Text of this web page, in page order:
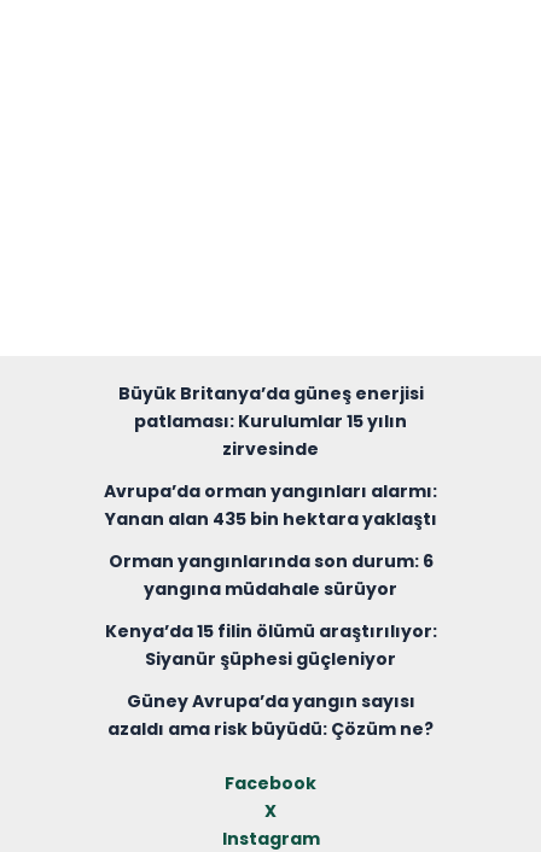
Büyük Britanya’da güneş enerjisi
patlaması: Kurulumlar 15 yılın
zirvesinde
Avrupa’da orman yangınları alarmı:
Yanan alan 435 bin hektara yaklaştı
Orman yangınlarında son durum: 6
yangına müdahale sürüyor
Kenya’da 15 filin ölümü araştırılıyor:
Siyanür şüphesi güçleniyor
Güney Avrupa’da yangın sayısı
azaldı ama risk büyüdü: Çözüm ne?
Facebook
X
Instagram